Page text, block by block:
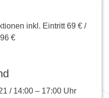
inkl. Eintritt 69 € /
€
/ 14:00 – 17:00 Uhr